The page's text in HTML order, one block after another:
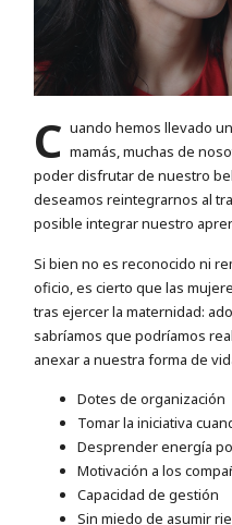
C uando hemos llevado
mamás, muchas de
poder disfrutar de nuestro
deseamos reintegrarnos al
posible integrar nuestro
Si bien no es reconocido ni
oficio, es cierto que las
tras ejercer la maternidad:
sabríamos que podríamos
anexar a nuestra forma de
Dotes de organización
Tomar la iniciativa
Desprender energía
Motivación a los
Capacidad de gestión
Sin miedo de asumir